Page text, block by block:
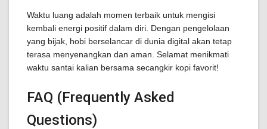
Waktu luang adalah momen terbaik untuk mengisi
kembali energi positif dalam diri. Dengan pengelolaan
yang bijak, hobi berselancar di dunia digital akan tetap
terasa menyenangkan dan aman. Selamat menikmati
waktu santai kalian bersama secangkir kopi favorit!
FAQ (Frequently Asked
Questions)